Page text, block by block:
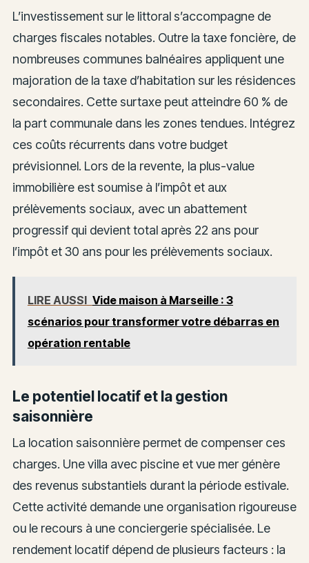
L’investissement sur le littoral s’accompagne de
charges fiscales notables. Outre la taxe foncière, de
nombreuses communes balnéaires appliquent une
majoration de la taxe d’habitation sur les résidences
secondaires. Cette surtaxe peut atteindre 60 % de
la part communale dans les zones tendues. Intégrez
ces coûts récurrents dans votre budget
prévisionnel. Lors de la revente, la plus-value
immobilière est soumise à l’impôt et aux
prélèvements sociaux, avec un abattement
progressif qui devient total après 22 ans pour
l’impôt et 30 ans pour les prélèvements sociaux.
LIRE AUSSI Vide maison à Marseille : 3
scénarios pour transformer votre débarras en
opération rentable
Le potentiel locatif et la gestion
saisonnière
La location saisonnière permet de compenser ces
charges. Une villa avec piscine et vue mer génère
des revenus substantiels durant la période estivale.
Cette activité demande une organisation rigoureuse
ou le recours à une conciergerie spécialisée. Le
rendement locatif dépend de plusieurs facteurs : la